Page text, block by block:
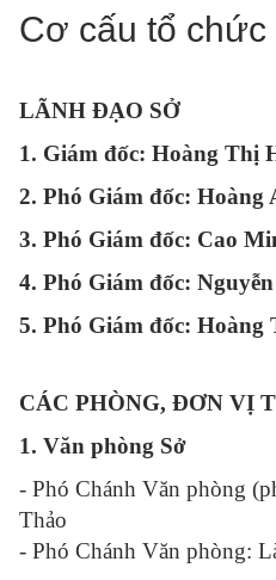
Cơ cấu tổ chức
LÃNH ĐẠO SỞ
1. Giám đốc: Hoàng Thị
2. Phó Giám đốc: Hoàng
3. Phó Giám đốc: Cao
4. Phó Giám đốc:
5. Phó Giám đốc: Hoàng
CÁC PHÒNG, ĐƠN VỊ
1. Văn phòng Sở
- Phó Chánh Văn phòng
Thảo
- Phó Chánh Văn phòng: